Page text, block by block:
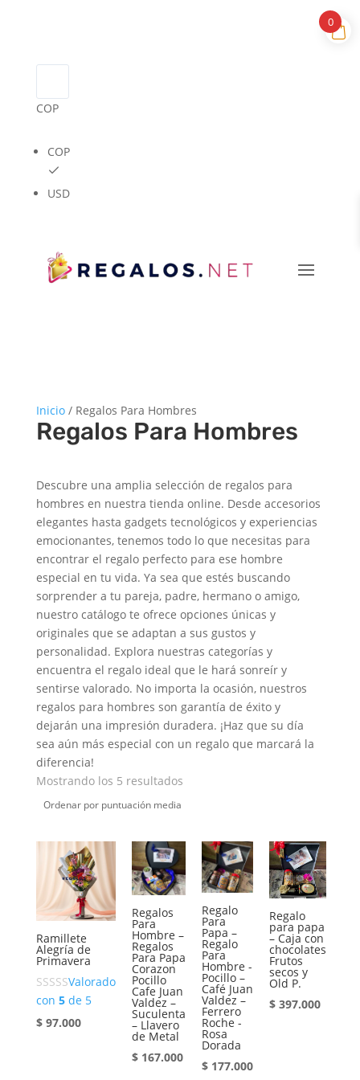
COP
COP
USD
Inicio/ Regalos Para Hombres
Regalos Para Hombres
Descubre una amplia selección de regalos para
hombres en nuestra tienda online. Desde accesorios
elegantes hasta gadgets tecnológicos y experiencias
emocionantes, tenemos todo lo que necesitas para
encontrar el regalo perfecto para ese hombre
especial en tu vida. Ya sea que estés buscando
sorprender a tu pareja, padre, hermano o amigo,
nuestro catálogo te ofrece opciones únicas y
originales que se adaptan a sus gustos y
personalidad. Explora nuestras categorías y
encuentra el regalo ideal que le hará sonreír y
sentirse valorado. No importa la ocasión, nuestros
regalos para hombres son garantía de éxito y
dejarán una impresión duradera. ¡Haz que su día
sea aún más especial con un regalo que marcará la
diferencia!
Mostrando los 5 resultadosOrdenado
Ramillete
Alegría de
Primavera
Valorado
con 5de 5
$97.000
Regalos
Para
Hombre –
Regalos
Para Papa
Corazon
Pocillo
Cafe Juan
Valdez –
Suculenta
– Llavero
de Metal
$167.000
Regalo
Para
Papa –
Regalo
Para
Hombre -
Pocillo –
Café Juan
Valdez –
Ferrero
Roche -
Rosa
Dorada
$177.000
Regalo
para papa
– Caja con
chocolates
Frutos
secos y
Old P.
$397.000
0